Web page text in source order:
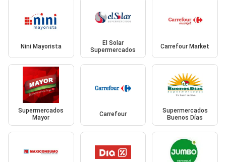
Nini Mayorista
El Solar
Supermercados
Carrefour Market
Supermercados
Mayor
Carrefour
Supermercados
Buenos Días